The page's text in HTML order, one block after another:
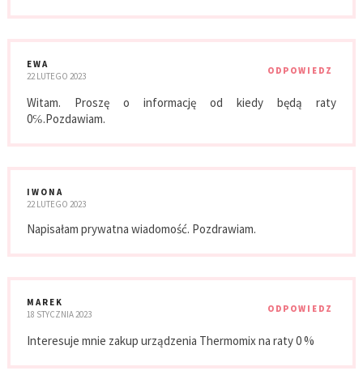
EWA
22 LUTEGO 2023
ODPOWIEDZ
Witam. Proszę o informację od kiedy będą raty
0℅.Pozdawiam.
IWONA
22 LUTEGO 2023
Napisałam prywatna wiadomość. Pozdrawiam.
MAREK
18 STYCZNIA 2023
ODPOWIEDZ
Interesuje mnie zakup urządzenia Thermomix na raty 0 %